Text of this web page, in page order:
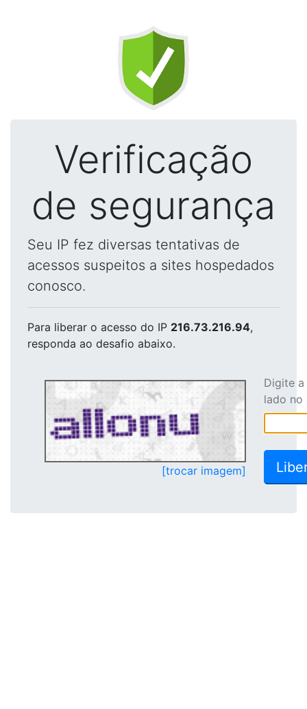
Verificação
de segurança
Seu IP fez diversas tentativas de
acessos suspeitos a sites hospedados
conosco.
Para liberar o acesso do IP 216.73.216.94,
responda ao desafio abaixo.
[trocar imagem]
Digite
lado no